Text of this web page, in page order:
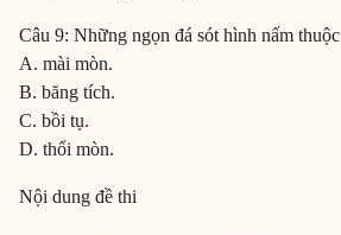
Câu 9: Những ngọn đá sót hình nấm
A. mài mòn.
B. băng tích.
C. bồi tụ.
D. thổi mòn.
Nội dung đề thi